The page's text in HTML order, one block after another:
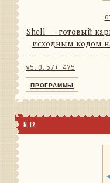
Shell — готовый
исходным кодом
подключения,
написаны: от
v5.0.57 ⬇ 475
ПРОГРАММЫ
N 12